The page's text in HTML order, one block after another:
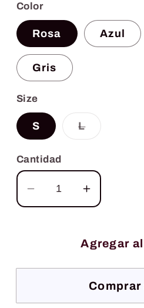
Color
Rosa Azul
Gris
Size
S LVariante
agotada
disponible
Cantidad
Reducir
cantidad
Aumentar
cantidad
Bozal
gatos
Agregar
Comprar